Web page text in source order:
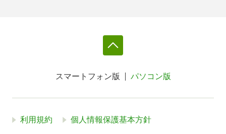
スマートフォン版 パソコン版
利用規約 個人情報保護基本方針